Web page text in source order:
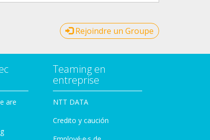
Rejoindre un Groupe
are
Teaming en
entreprise
NTT DATA
Credito y caución